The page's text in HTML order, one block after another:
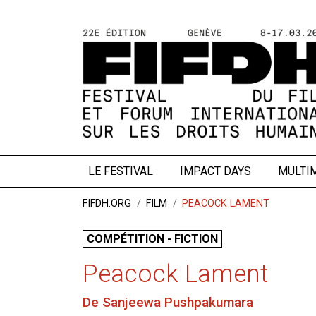
LE FESTIVAL IMPACT DAYS
FIFDH.ORG FILM PEACOCK LAMENT
COMPÉTITION - FICTION
Peacock Lament
De Sanjeewa Pushpakumara